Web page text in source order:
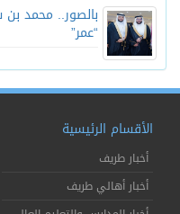
بالصور.. محمد بن
“عمر”
الأقسام الرئيسية
أخبار طريف
أخبار أهالي طريف